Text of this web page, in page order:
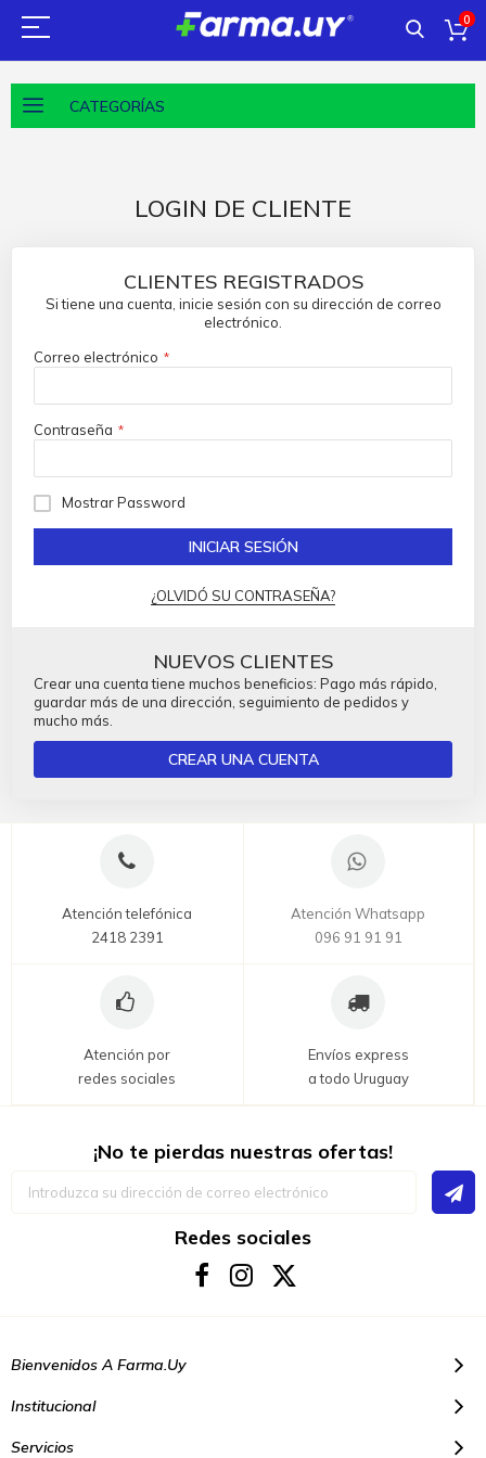
0
CATEGORÍAS
LOGIN DE CLIENTE
CLIENTES REGISTRADOS
Si tiene una cuenta, inicie sesión con su dirección de correo
electrónico.
Correo electrónico
Contraseña
Mostrar Password
INICIAR SESIÓN
¿OLVIDÓ SU CONTRASEÑA?
NUEVOS CLIENTES
Crear una cuenta tiene muchos beneficios: Pago más rápido,
guardar más de una dirección, seguimiento de pedidos y
mucho más.
CREAR UNA CUENTA
Atención telefónica
2418 2391
Atención Whatsapp
096 91 91 91
Atención por
redes sociales
Envíos express
a todo Uruguay
¡No te pierdas nuestras ofertas!
Redes sociales
Bienvenidos A Farma.uy
Institucional
Servicios